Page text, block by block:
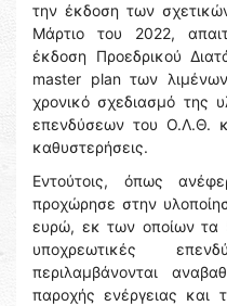
την έκδοση των
Μάρτιο του 2022,
έκδοση Προεδρικού
master plan των
χρονικό σχεδιασμό της
επενδύσεων του Ο.Λ.Θ.
καθυστερήσεις.
Εντούτοις, όπως
προχώρησε στην
ευρώ, εκ των οποίων
υποχρεωτικές
περιλαμβάνονται
παροχής ενέργειας και